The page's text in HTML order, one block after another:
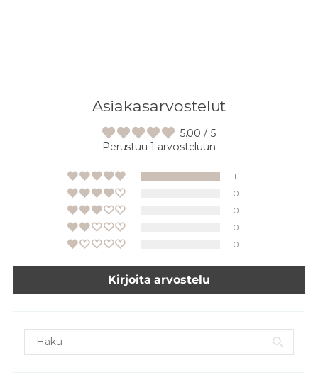
Asiakasarvostelut
5.00 / 5
Perustuu 1 arvosteluun
1
0
0
0
0
Kirjoita arvostelu